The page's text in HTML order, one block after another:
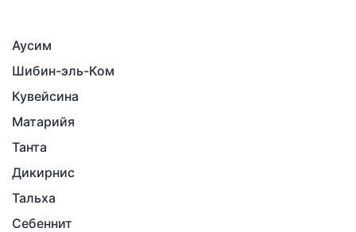
Аусим
Шибин-эль-Ком
Кувейсина
Матарийя
Танта
Дикирнис
Тальха
Себеннит